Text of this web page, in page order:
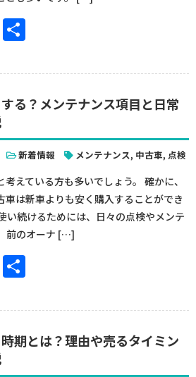
Email
る？メンテナンス項目と日常
新着情報 メンテナンス, 中古車, 点検
えている方も多いでしょう。 確かに、
車は新車よりも安く購入することができ
い続けるためには、日々の点検やメンテ
前のオーナ […]
Email
期とは？理由や売るタイミン